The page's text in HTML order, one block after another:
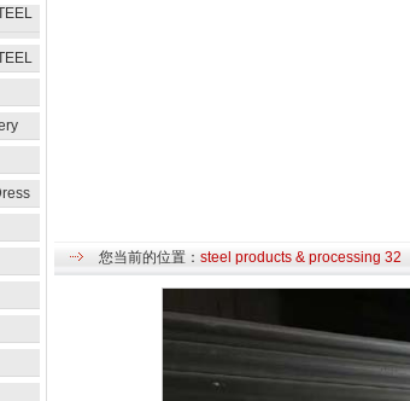
您当前的位置： steel products & processing 32